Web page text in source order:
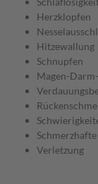
Herzklopfen
Hitzewallung
Schnupfen
Magen-
Verletzung